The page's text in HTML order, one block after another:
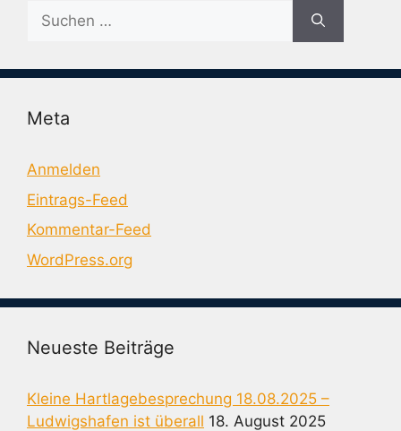
Suche
nach:
Meta
Anmelden
Eintrags-Feed
Kommentar-Feed
WordPress.org
Neueste Beiträge
Kleine Hartlagebesprechung 18.08.2025 –
Ludwigshafen ist überall 18. August 2025